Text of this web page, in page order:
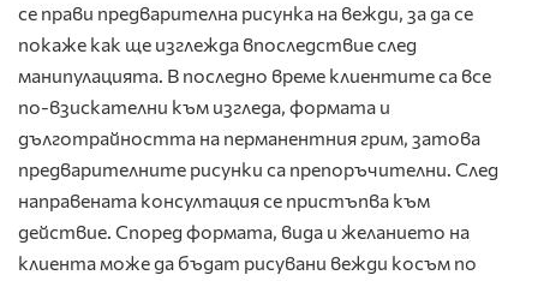
се прави предварителна рисунка на вежди, за да се
покаже как ще изглежда впоследствие след
манипулацията. В последно време клиентите са все
по-взискателни към изгледа, формата и
дълготрайността на перманентния грим, затова
предварителните рисунки са препоръчителни. След
направената консултация се пристъпва към
действие. Според формата, вида и желанието на
клиента може да бъдат рисувани вежди косъм по